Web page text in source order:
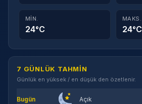
MIN.
24°C
MAKS.
24°C
7 GÜNLÜK TAHMIN
Günlük en yüksek / en düşük den özetlenir.
Bugün Açık